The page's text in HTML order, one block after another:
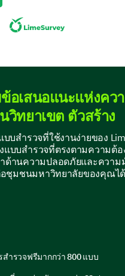
security measures on
effectiveness of the
on campus.
5= Highly
personnel
entrances/exits
อเสนอแนะแห่งคว
วิทยาเขต ตัวสร้าง
บบสำรวจที่ใช้งานง่ายของ
บบสำรวจที่ตรงตามความต้อ
ด้านความปลอดภัยและความ
อชุมชนมหาวิทยาลัยของคุณไ
สำรวจฟรีมากกว่า 800 แบบ